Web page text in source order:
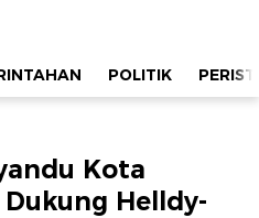
POLITIK
Kota
Helldy-